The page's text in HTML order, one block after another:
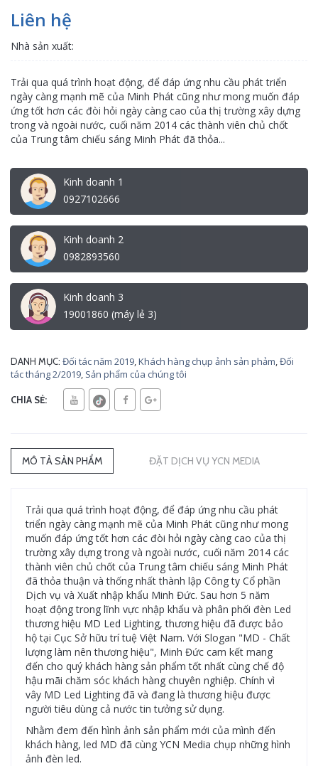
Liên hệ
Nhà sản xuất:
Trải qua quá trình hoạt động, để đáp ứng nhu cầu phát triển
ngày càng mạnh mẽ của Minh Phát cũng như mong muốn đáp
ứng tốt hơn các đòi hỏi ngày càng cao của thị trường xây dựng
trong và ngoài nước, cuối năm 2014 các thành viên chủ chốt
của Trung tâm chiếu sáng Minh Phát đã thỏa...
Kinh doanh 1
0927102666
Kinh doanh 2
0982893560
Kinh doanh 3
19001860 (máy lẻ 3)
DANH MỤC: Đối tác năm 2019,Khách hàng chụp ảnh sản phảm,Đối
tác tháng 2/2019, Sản phẩm của chúng tôi
CHIA SẺ:
MÔ TẢ SẢN PHẨM ĐẶT DỊCH VỤ YCN MEDIA
Trải qua quá trình hoạt động, để đáp ứng nhu cầu phát
triển ngày càng mạnh mẽ của Minh Phát cũng như mong
muốn đáp ứng tốt hơn các đòi hỏi ngày càng cao của thị
trường xây dựng trong và ngoài nước, cuối năm 2014 các
thành viên chủ chốt của Trung tâm chiếu sáng Minh Phát
đã thỏa thuận và thống nhất thành lập Công ty Cổ phần
Dịch vụ và Xuất nhập khẩu Minh Đức. Sau hơn 5 năm
hoạt động trong lĩnh vực nhập khẩu và phân phối đèn Led
thương hiệu MD Led Lighting, thương hiệu đã được bảo
hộ tại Cục Sở hữu trí tuệ Việt Nam. Với Slogan "MD - Chất
lượng làm nên thương hiệu", Minh Đức cam kết mang
đến cho quý khách hàng sản phẩm tốt nhất cùng chế độ
hậu mãi chăm sóc khách hàng chuyên nghiệp. Chính vì
vây MD Led Lighting đã và đang là thương hiệu được
người tiêu dùng cả nước tin tưởng sử dụng.
Nhằm đem đến hình ảnh sản phẩm mới của mình đến
khách hàng, led MD đã cùng YCN Media chụp những hình
ảnh đèn led.